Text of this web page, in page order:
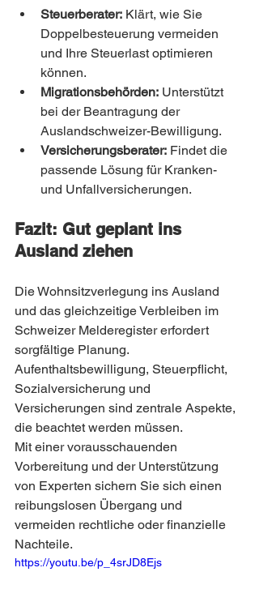
Steuerberater: Klärt, wie Sie
Doppelbesteuerung vermeiden
und Ihre Steuerlast optimieren
können.
Migrationsbehörden: Unterstützt
bei der Beantragung der
Auslandschweizer-Bewilligung.
Versicherungsberater: Findet die
passende Lösung für Kranken-
und Unfallversicherungen.
Fazit: Gut geplant ins
Ausland ziehen
Die Wohnsitzverlegung ins Ausland
und das gleichzeitige Verbleiben im
Schweizer Melderegister erfordert
sorgfältige Planung.
Aufenthaltsbewilligung, Steuerpflicht,
Sozialversicherung und
Versicherungen sind zentrale Aspekte,
die beachtet werden müssen.
Mit einer vorausschauenden
Vorbereitung und der Unterstützung
von Experten sichern Sie sich einen
reibungslosen Übergang und
vermeiden rechtliche oder finanzielle
Nachteile.
https://youtu.be/p_4srJD8Ejs